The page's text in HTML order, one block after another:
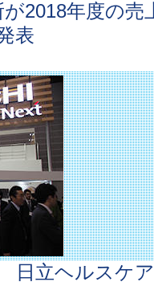
が2018年度の
表
日立ヘルスケ